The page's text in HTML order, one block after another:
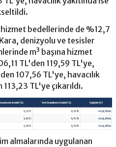
bedellerinde de %12,7
denizyolu ve tesisler
m³ başına hizmet
TL'den 119,59 TL'ye,
107,56 TL'ye, havacılık
TL'ye çıkarıldı.
almalarında uygulanan